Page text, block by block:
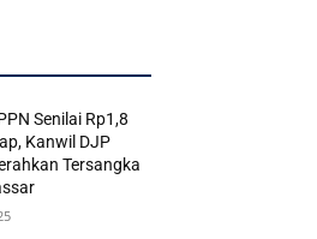
Senilai Rp1,8
Kanwil DJP
Tersangka